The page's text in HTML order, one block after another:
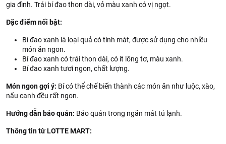
gia đình. Trái bí đao thon dài, vỏ màu xanh có vị ngọt.
Đặc điểm nổi bật:
Bí đao xanh là loại quả có tính mát, được sử dụng cho nhiều
món ăn ngon.
Bí đao xanh có trái thon dài, có ít lông tơ, màu xanh.
Bí đao xanh tươi ngon, chất lượng.
Món ngon gợi ý: Bí có thể chế biến thành các món ăn như luộc, xào,
nấu canh đều rất ngon.
Hướng dẫn bảo quản: Bảo quản trong ngăn mát tủ lạnh.
Thông tin từ LOTTE MART: